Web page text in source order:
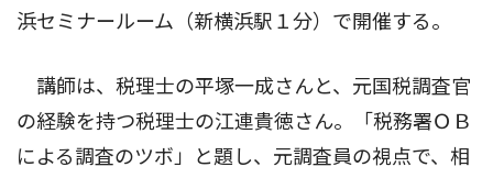
浜セミナールーム（新横浜駅１分）で開催する。
講師は、税理士の平塚一成さんと、元国税調査官
の経験を持つ税理士の江連貴徳さん。「税務署ＯＢ
による調査のツボ」と題し、元調査員の視点で、相